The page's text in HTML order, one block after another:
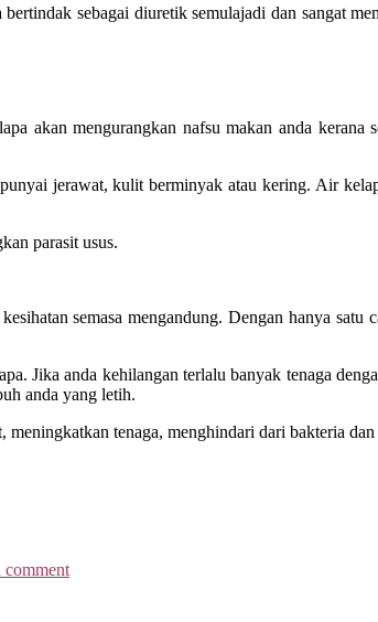
sebagai diuretik semulajadi dan sangat
akan mengurangkan nafsu makan anda kerana
jerawat, kulit berminyak atau kering. Air
parasit usus.
semasa mengandung. Dengan hanya
Jika anda kehilangan terlalu banyak tenaga
anda yang letih.
tenaga, menghindari dari bakteria
comment